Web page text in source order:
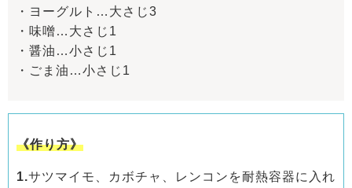
・ヨーグルト…大さじ3
・味噌…大さじ1
・醤油…小さじ1
・ごま油…小さじ1
《作り方》
1.サツマイモ、カボチャ、レンコンを耐熱容器に入れ